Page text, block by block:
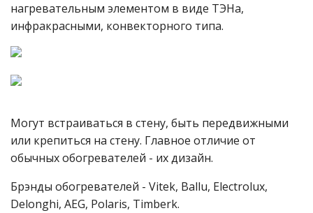
нагревательным элементом в виде ТЭНа,
инфракрасными, конвекторного типа.
Могут встраиваться в стену, быть передвижными
или крепиться на стену. Главное отличие от
обычных обогревателей - их дизайн.
Брэнды обогревателей - Vitek, Ballu, Electrolux,
Delonghi, AEG, Polaris, Timberk.